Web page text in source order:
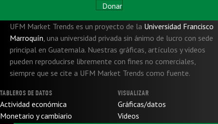
Donar
UFM Market Trends es un proyecto de la Universidad Francisco
Marroquín una universidad privada sin ánimo de lucro con sede
principal en Guatemala. Nuestras gráficas, artículos y videos
pueden reproducirse libremente con fines no comerciales,
siempre que se cite a UFM Market Trends como fuente.
TABLEROS DE DATOS
Actividad económica
Monetario y cambiario
VISUALIZAR
Gráficas/datos
Videos